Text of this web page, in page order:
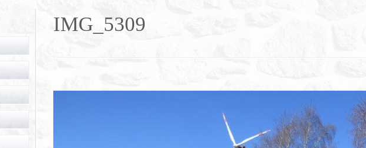
IMG_5309